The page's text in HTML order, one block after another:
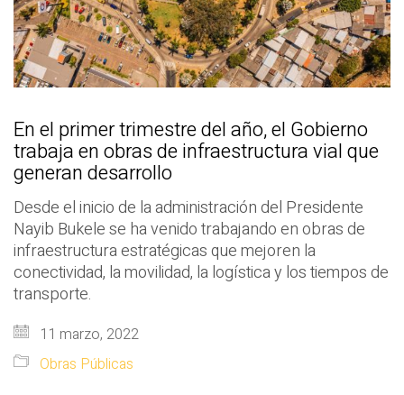
En el primer trimestre del año, el Gobierno
trabaja en obras de infraestructura vial que
generan desarrollo
Desde el inicio de la administración del Presidente
Nayib Bukele se ha venido trabajando en obras de
infraestructura estratégicas que mejoren la
conectividad, la movilidad, la logística y los tiempos de
transporte.
11 marzo, 2022
Obras Públicas